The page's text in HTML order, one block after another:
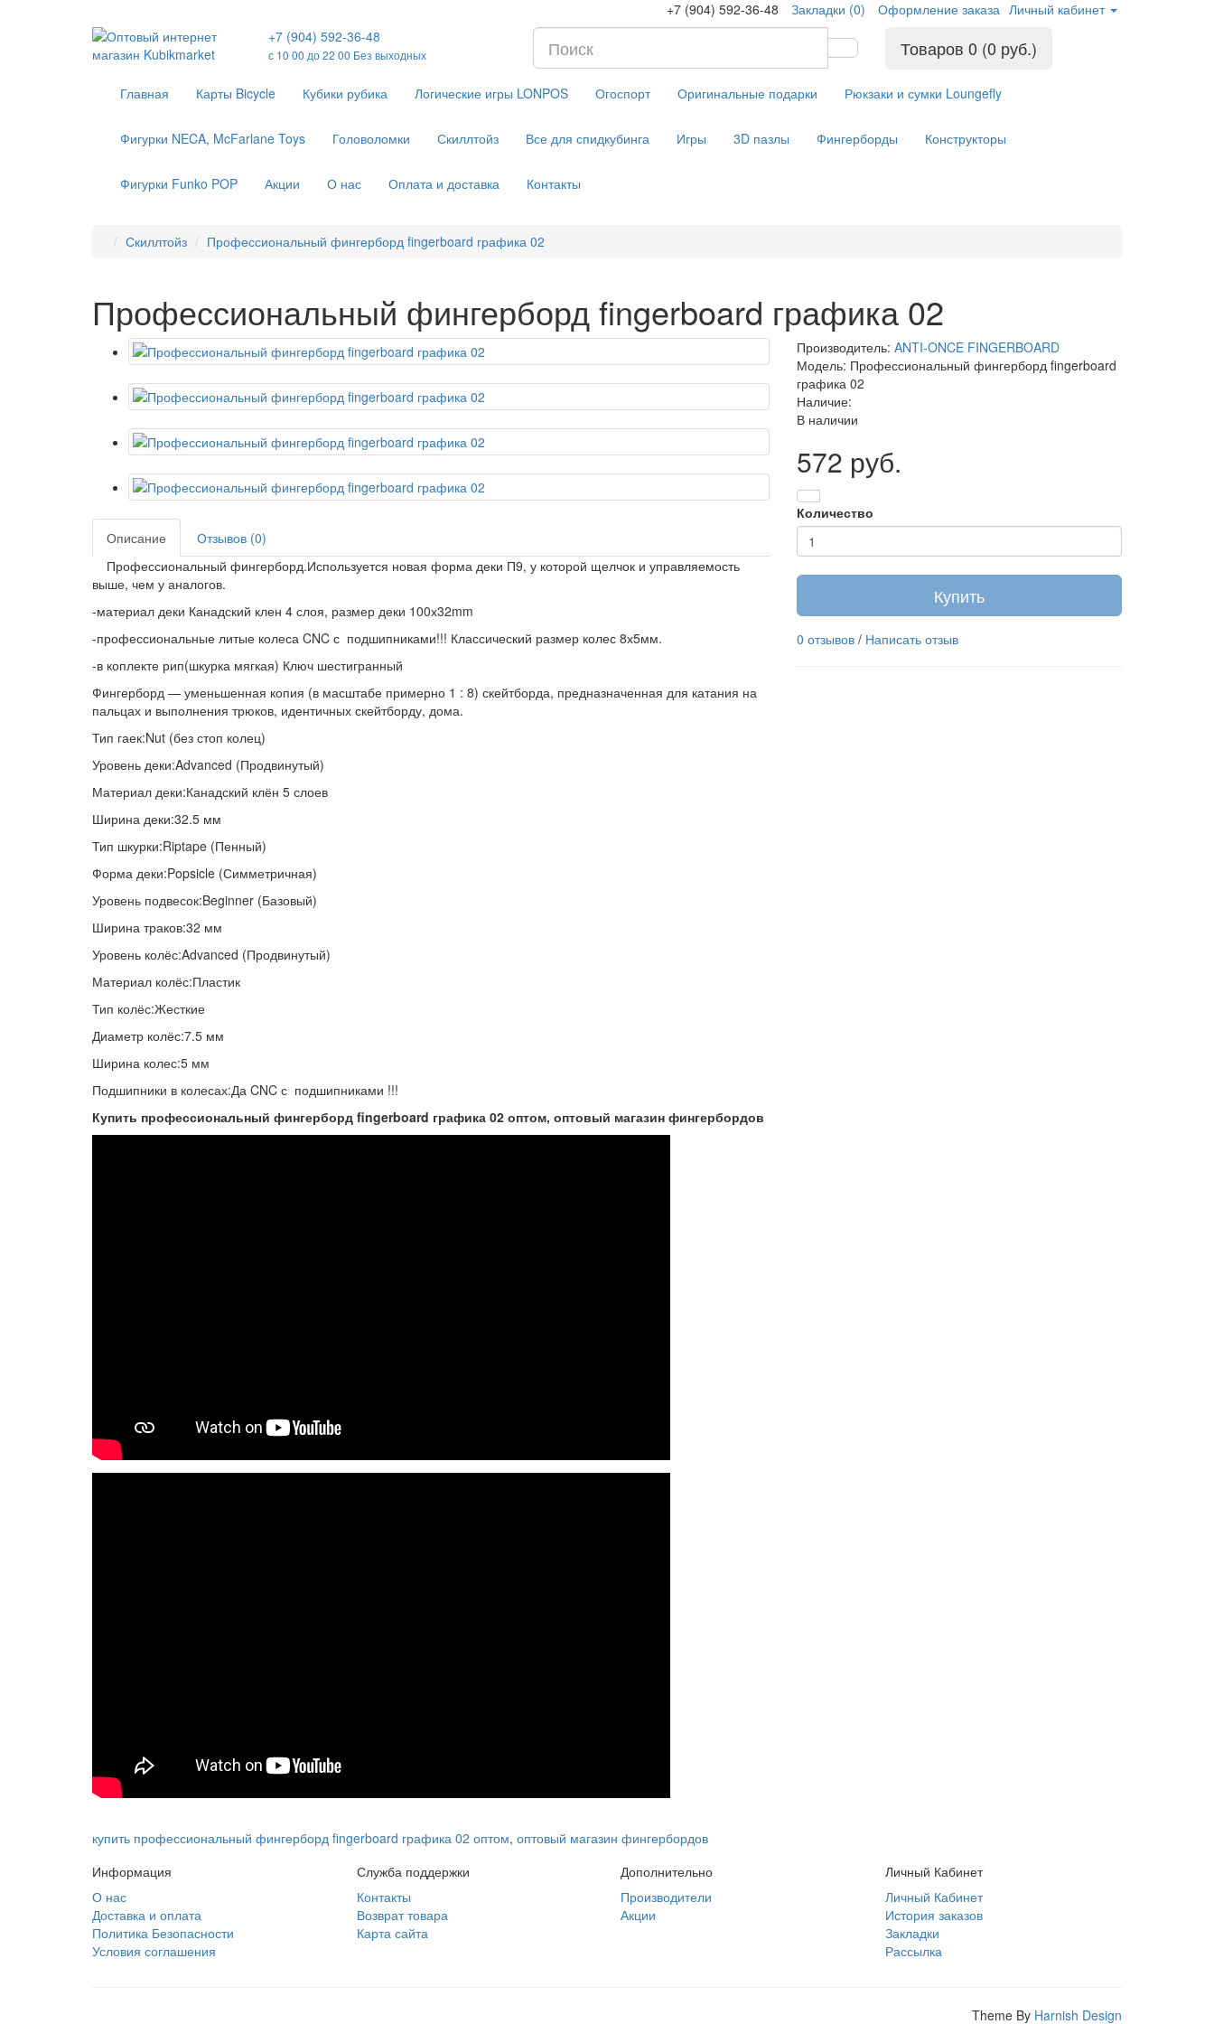
+7 (904) 592-36-48 Закладки (0) Оформление заказа Личный кабинет
+7 (904) 592-36-48
с 10 00 до 22 00 Без выходных Товаров 0 (0 руб.)
Главная Карты Bicycle Кубики рубика Логические игры LONPOS Огоспорт Оригинальные подарки Рюкзаки и сумки Loungefly
Фигурки NECA, McFarlane Toys Головоломки Скиллтойз Все для спидкубинга Игры 3D пазлы Фингерборды Конструкторы
Фигурки Funko POP Акции О нас Оплата и доставка Контакты
Скиллтойз Профессиональный фингерборд fingerboard графика 02
Профессиональный фингерборд fingerboard графика 02
Описание
Отзывов (0)
Профессиональный фингерборд.Используется новая форма деки П9, у которой щелчок и управляемость
выше, чем у аналогов.
-материал деки Канадский клен 4 слоя, размер деки 100х32mm
-профессиональные литые колеса CNC с подшипниками!!! Классический размер колес 8х5мм.
-в коплекте рип(шкурка мягкая) Ключ шестигранный
Фингерборд — уменьшенная копия (в масштабе примерно 1 : 8) скейтборда, предназначенная для катания на
пальцах и выполнения трюков, идентичных скейтборду, дома.
Тип гаек:Nut (без стоп колец)
Уровень деки:Advanced (Продвинутый)
Материал деки:Канадский клён 5 слоев
Ширина деки:32.5 мм
Тип шкурки:Riptape (Пенный)
Форма деки:Popsicle (Симметричная)
Уровень подвесок:Beginner (Базовый)
Ширина траков:32 мм
Уровень колёс:Advanced (Продвинутый)
Материал колёс:Пластик
Тип колёс:Жесткие
Диаметр колёс:7.5 мм
Ширина колес:5 мм
Подшипники в колесах:Да CNC с подшипниками !!!
Купить профессиональный фингерборд fingerboard графика 02 оптом, оптовый магазин фингербордов
Производитель: ANTI-ONCE FINGERBOARD
Модель: Профессиональный фингерборд fingerboard
графика 02
Наличие:
В наличии
572 руб.
Количество
Купить
0 отзывов / Написать отзыв
купить профессиональный фингерборд fingerboard графика 02 оптом, оптовый магазин фингербордов
Информация
О нас
Доставка и оплата
Политика Безопасности
Условия соглашения
Служба поддержки
Контакты
Возврат товара
Карта сайта
Дополнительно
Производители
Акции
Личный Кабинет
Личный Кабинет
История заказов
Закладки
Рассылка
Theme By Harnish Design